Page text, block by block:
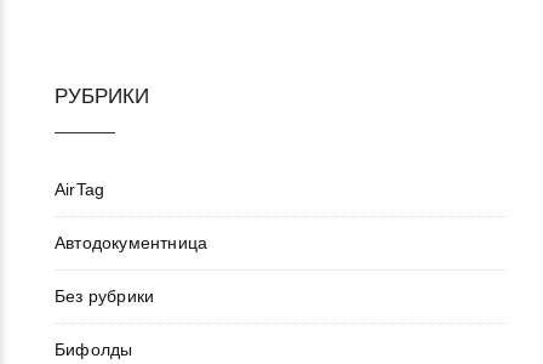
РУБРИКИ
AirTag
Автодокументница
Без рубрики
Бифолды